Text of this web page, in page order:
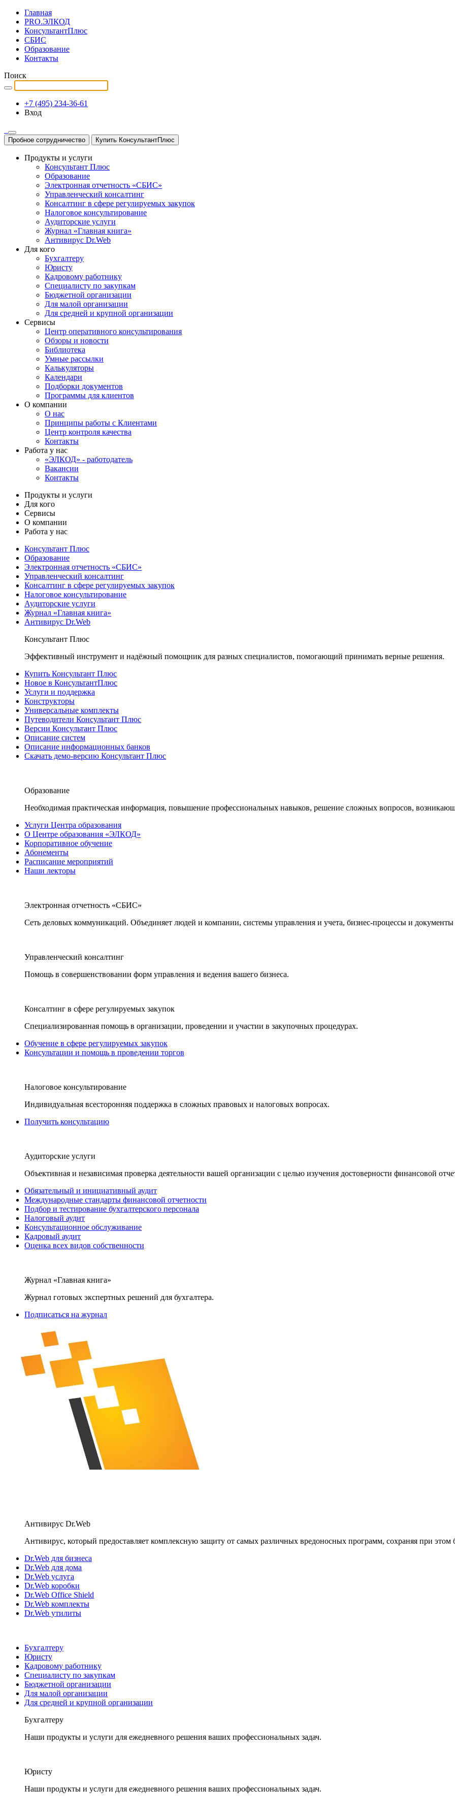
Главная
PRO.ЭЛКОД
КонсультантПлюс
СБИС
Образование
Контакты
Поиск
+7 (495) 234-36-61
Вход
Пробное сотрудничество Купить КонсультантПлюс
Продукты и услуги
Консультант Плюс
Образование
Электронная отчетность «СБИС»
Управленческий консалтинг
Консалтинг в сфере регулируемых закупок
Налоговое консультирование
Аудиторские услуги
Журнал «Главная книга»
Антивирус Dr.Web
Для кого
Бухгалтеру
Юристу
Кадровому работнику
Специалисту по закупкам
Бюджетной организации
Для малой организации
Для средней и крупной организации
Сервисы
Центр оперативного консультирования
Обзоры и новости
Библиотека
Умные рассылки
Калькуляторы
Календари
Подборки документов
Программы для клиентов
О компании
О нас
Принципы работы с Клиентами
Центр контроля качества
Контакты
Работа у нас
«ЭЛКОД» - работодатель
Вакансии
Контакты
Продукты и услуги
Для кого
Сервисы
О компании
Работа у нас
Консультант Плюс
Образование
Электронная отчетность «СБИС»
Управленческий консалтинг
Консалтинг в сфере регулируемых закупок
Налоговое консультирование
Аудиторские услуги
Журнал «Главная книга»
Антивирус Dr.Web
Консультант Плюс
Эффективный инструмент и надёжный помощник для разных специалистов, помогающий принимать верные решения.
Купить Консультант Плюс
Новое в КонсультантПлюс
Услуги и поддержка
Конструкторы
Универсальные комплекты
Путеводители Консультант Плюс
Версии Консультант Плюс
Описание систем
Описание информационных банков
Скачать демо-версию Консультант Плюс
Образование
Необходимая практическая информация, повышение профессиональных навыков, решение сложных вопросов,
Услуги Центра образования
О Центре образования «ЭЛКОД»
Корпоративное обучение
Абонементы
Расписание мероприятий
Наши лекторы
Электронная отчетность «СБИС»
Сеть деловых коммуникаций. Объединяет людей и компании, системы управления и учета, бизнес-процессы и документы
Управленческий консалтинг
Помощь в совершенствовании форм управления и ведения вашего бизнеса.
Консалтинг в сфере регулируемых закупок
Специализированная помощь в организации, проведении и участии в закупочных процедурах.
Обучение в сфере регулируемых закупок
Консультации и помощь в проведении торгов
Налоговое консультирование
Индивидуальная всесторонняя поддержка в сложных правовых и налоговых вопросах.
Получить консультацию
Аудиторские услуги
Объективная и независимая проверка деятельности вашей организации с целью изучения достоверности финансовой
Обязательный и инициативный аудит
Международные стандарты финансовой отчетности
Подбор и тестирование бухгалтерского персонала
Налоговый аудит
Консультационное обслуживание
Кадровый аудит
Оценка всех видов собственности
Журнал «Главная книга»
Журнал готовых экспертных решений для бухгалтера.
Подписаться на журнал
Антивирус Dr.Web
Антивирус, который предоставляет комплексную защиту от самых различных вредоносных программ, сохраняя при этом
Dr.Web для бизнеса
Dr.Web для дома
Dr.Web услуга
Dr.Web коробки
Dr.Web Office Shield
Dr.Web комплекты
Dr.Web утилиты
Бухгалтеру
Юристу
Кадровому работнику
Специалисту по закупкам
Бюджетной организации
Для малой организации
Для средней и крупной организации
Бухгалтеру
Наши продукты и услуги для ежедневного решения ваших профессиональных задач.
Юристу
Наши продукты и услуги для ежедневного решения ваших профессиональных задач.